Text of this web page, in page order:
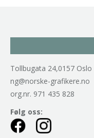
Tollbugata 24,0157
ng@norske-grafikere.no
org.nr. 971 435 828
Følg oss: